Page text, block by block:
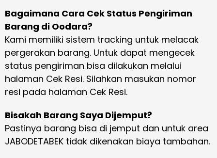
Bagaimana Cara Cek Status Pengiriman
Barang di Oodara?
Kami memiliki sistem tracking untuk melacak
pergerakan barang. Untuk dapat mengecek
status pengiriman bisa dilakukan melalui
halaman Cek Resi. Silahkan masukan nomor
resi pada halaman Cek Resi.
Bisakah Barang Saya Dijemput?
Pastinya barang bisa di jemput dan untuk area
JABODETABEK tidak dikenakan biaya tambahan.